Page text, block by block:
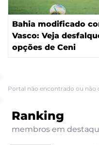
Bahia modificado
Vasco: Veja
opções de Ceni
Portal não encontrado ou não
Ranking
membros em